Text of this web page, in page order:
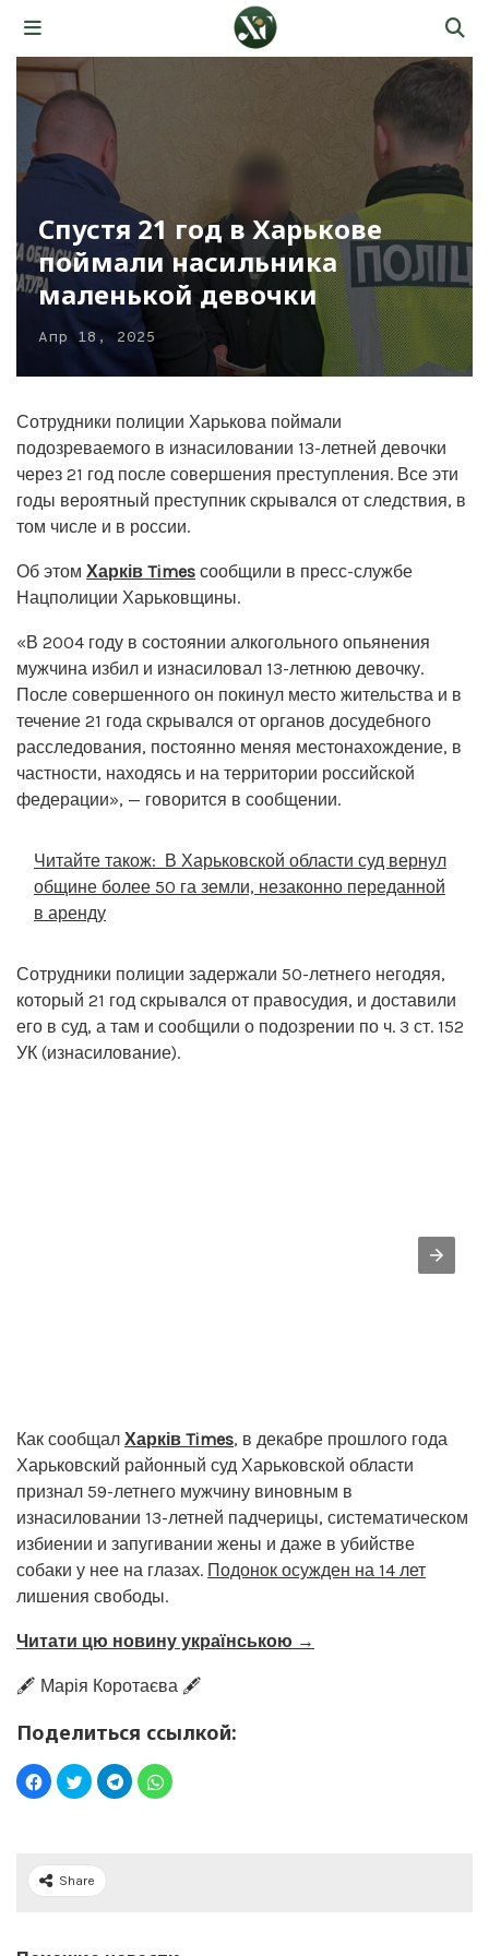
Спустя 21 год в Харькове
поймали насильника
маленькой девочки
Апр 18, 2025
Сотрудники полиции Харькова поймали
подозреваемого в изнасиловании 13-летней девочки
через 21 год после совершения преступления. Все эти
годы вероятный преступник скрывался от следствия, в
том числе и в россии.
Об этом Харків Times сообщили в пресс-службе
Нацполиции Харьковщины.
«В 2004 году в состоянии алкогольного опьянения
мужчина избил и изнасиловал 13-летнюю девочку.
После совершенного он покинул место жительства и в
течение 21 года скрывался от органов досудебного
расследования, постоянно меняя местонахождение, в
частности, находясь и на территории российской
федерации», — говорится в сообщении.
Читайте також: В Харьковской области суд вернул
общине более 50 га земли, незаконно переданной
в аренду
Сотрудники полиции задержали 50-летнего негодяя,
который 21 год скрывался от правосудия, и доставили
его в суд, а там и сообщили о подозрении по ч. 3 ст. 152
УК (изнасилование).
Как сообщал Харків Times, в декабре прошлого года
Харьковский районный суд Харьковской области
признал 59-летнего мужчину виновным в
изнасиловании 13-летней падчерицы, систематическом
избиении и запугивании жены и даже в убийстве
собаки у нее на глазах. Подонок осужден на 14 лет
лишения свободы.
Читати цю новину українською →
🖋️ Марія Коротаєва 🖋️
Поделиться ссылкой:
Share